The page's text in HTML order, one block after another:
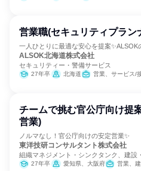
営業職(セキュリティプラン
一人ひとりに最適な安心を提案✨ALSOK
ALSOK北海道株式会社
セキュリティー・警備サービス
27年卒 北海道 営業、サービス/
チームで挑む官公庁向け提
営業)
ノルマなし！官公庁向けの安定営業✨
東洋技研コンサルタント株式会社
組織マネジメント・シンクタンク、建設
27年卒 愛知県、大阪府 営業、